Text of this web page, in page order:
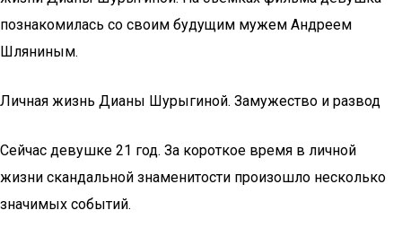
познакомилась со своим будущим мужем Андреем
Шляниным.
Личная жизнь Дианы Шурыгиной. Замужество и развод
Сейчас девушке 21 год. За короткое время в личной
жизни скандальной знаменитости произошло несколько
значимых событий.